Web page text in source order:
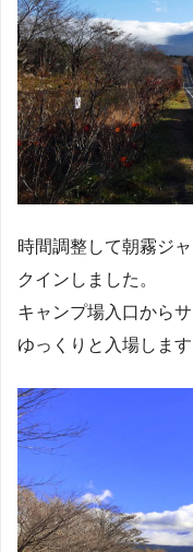
時間調整して朝霧ジ
クインしました。
キャンプ場入口から
ゆっくりと入場します